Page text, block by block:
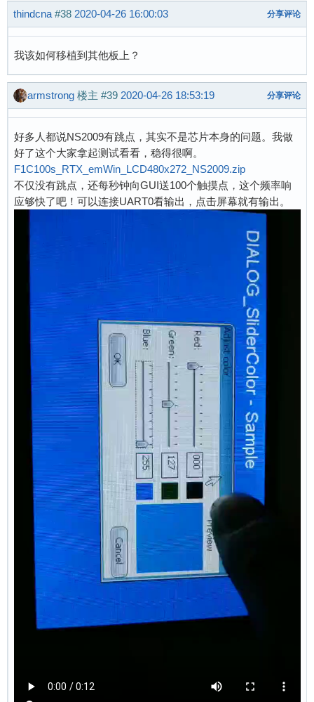
thindcna #38 2020-04-26 16:00:03 分享评论
我该如何移植到其他板上？
armstrong 楼主 #39 2020-04-26 18:53:19 分享评论
好多人都说NS2009有跳点，其实不是芯片本身的问题。我做
好了这个大家拿起测试看看，稳得很啊。
F1C100s_RTX_emWin_LCD480x272_NS2009.zip
不仅没有跳点，还每秒钟向GUI送100个触摸点，这个频率响
应够快了吧！可以连接UART0看输出，点击屏幕就有输出。